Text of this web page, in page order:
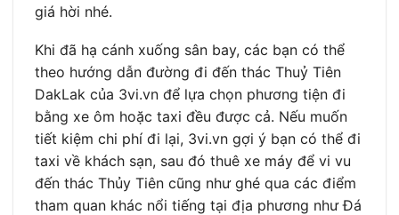
giá hời nhé.
Khi đã hạ cánh xuống sân bay, các bạn có thể
theo hướng dẫn đường đi đến thác Thuỷ Tiên
DakLak của 3vi.vn để lựa chọn phương tiện đi
bằng xe ôm hoặc taxi đều được cả. Nếu muốn
tiết kiệm chi phí đi lại, 3vi.vn gợi ý bạn có thể đi
taxi về khách sạn, sau đó thuê xe máy để vi vu
đến thác Thủy Tiên cũng như ghé qua các điểm
tham quan khác nổi tiếng tại địa phương như Đá